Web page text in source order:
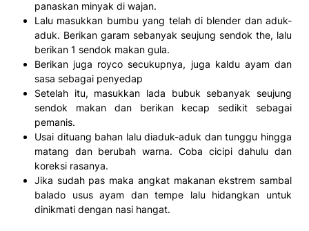
panaskan minyak di wajan.
Lalu masukkan bumbu yang telah di blender dan aduk-
aduk. Berikan garam sebanyak seujung sendok the, lalu
berikan 1 sendok makan gula.
Berikan juga royco secukupnya, juga kaldu ayam dan
sasa sebagai penyedap
Setelah itu, masukkan lada bubuk sebanyak seujung
sendok makan dan berikan kecap sedikit sebagai
pemanis.
Usai dituang bahan lalu diaduk-aduk dan tunggu hingga
matang dan berubah warna. Coba cicipi dahulu dan
koreksi rasanya.
Jika sudah pas maka angkat makanan ekstrem sambal
balado usus ayam dan tempe lalu hidangkan untuk
dinikmati dengan nasi hangat.